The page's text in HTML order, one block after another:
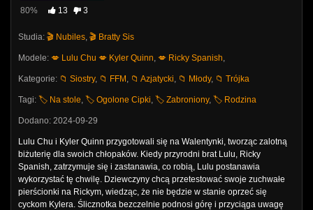
80% 13 3
Studia: 🎬 Nubiles, 🎬 Bratty Sis
Modele: 💋 Lulu Chu 💋 Kyler Quinn, 💋 Ricky Spanish,
Kategorie: 📁 Siostry, 📁 FFM , 📁 Azjatycki, 📁 Młody, 📁 Trójka
Tagi: 🏷️ Na stole, 🏷️ Ogolone Cipki, 🏷️ Zabroniony, 🏷️ Rodzina
Dodano: 2024-09-29
Lulu Chu i Kyler Quinn przygotowali się na Walentynki, tworząc zalotną
biżuterię dla swoich chłopaków. Kiedy przyrodni brat Lulu, Ricky
Spanish, zatrzymuje się i zastanawia, co robią, Lulu postanawia
wykorzystać tę chwilę. Dziewczyny chcą przetestować swoje zuchwałe
pierścionki na Rickym, wiedząc, że nie będzie w stanie oprzeć się
cyckom Kylera. Ślicznotka bezczelnie podnosi górę i przyciąga uwagę